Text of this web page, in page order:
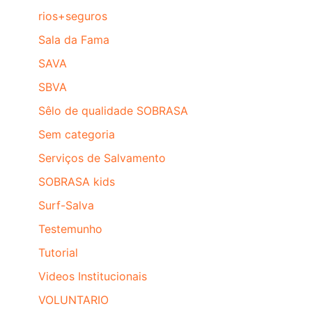
rios+seguros
Sala da Fama
SAVA
SBVA
Sêlo de qualidade SOBRASA
Sem categoria
Serviços de Salvamento
SOBRASA kids
Surf-Salva
Testemunho
Tutorial
Videos Institucionais
VOLUNTARIO